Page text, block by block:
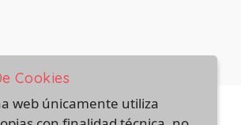
Cookies
web únicamente utiliza